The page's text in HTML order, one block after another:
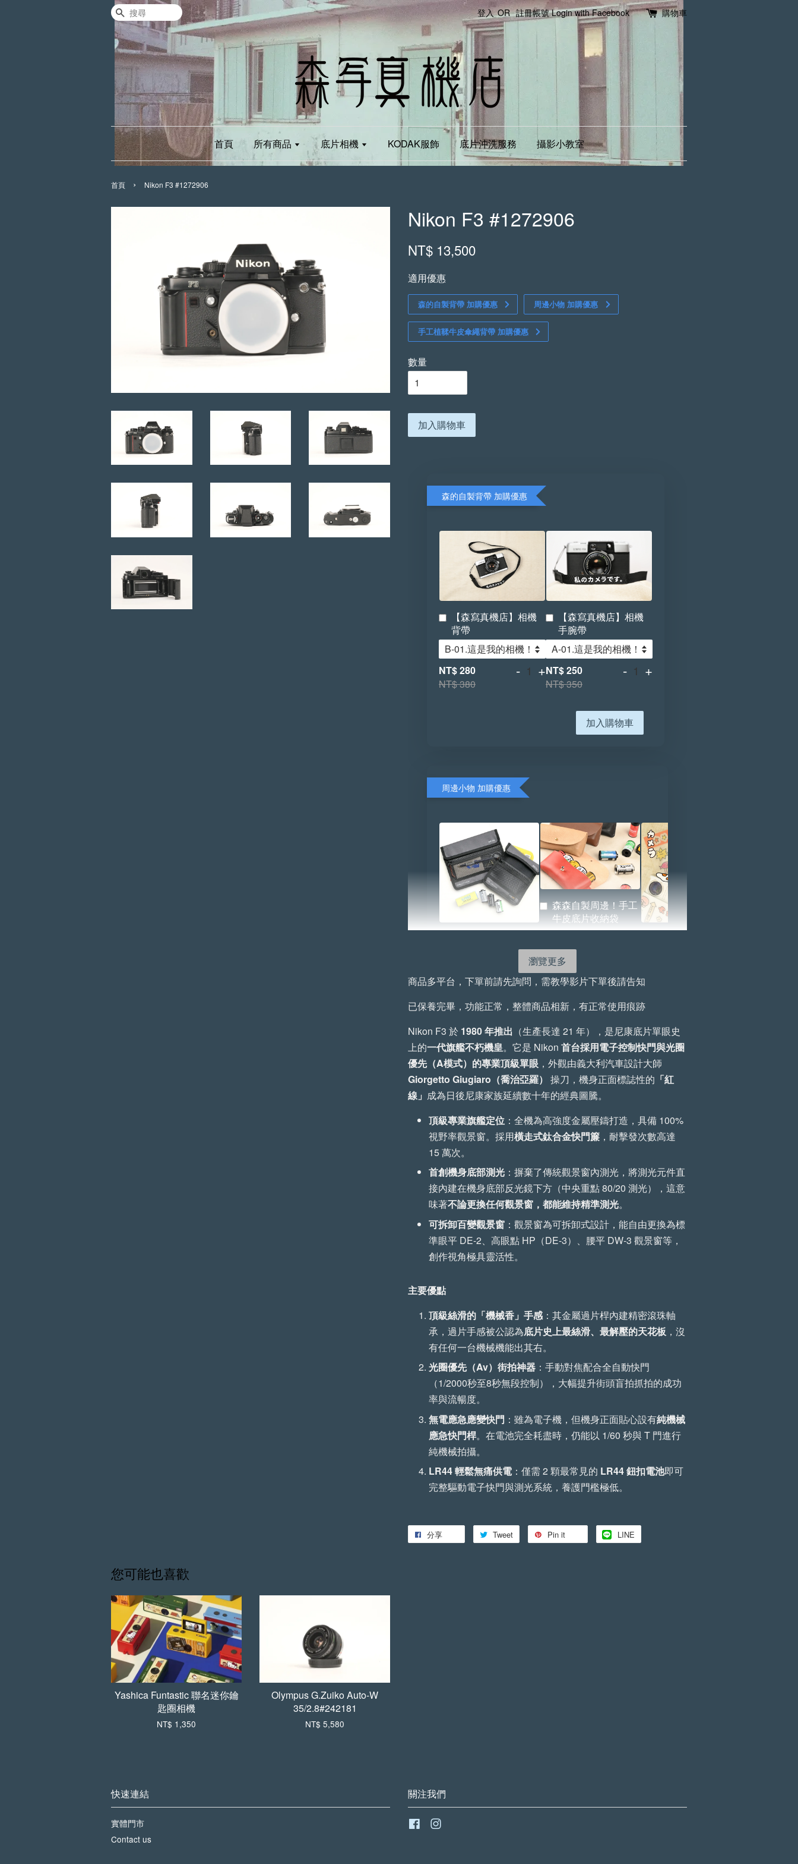
搜尋 登入 OR 註冊帳號 Login with Facebook 購物車
首頁 所有商品 底片相機 KODAK服飾 底片沖洗服務 攝影小教室
首頁 › Nikon F3 #1272906
Nikon F3 #1272906
NT$ 13,500
適用優惠
森的自製背帶 加購優惠 周邊小物 加購優惠
手工植鞣牛皮傘繩背帶 加購優惠
數量
加入購物車
森的自製背帶 加購優惠
【森寫真機店】相機
背帶
NT$ 280
NT$ 380
- +
【森寫真機店】相機
手腕帶
NT$ 250
NT$ 350
- +
加入購物車
周邊小物 加購優惠
防X光袋 （小／大）
NT$ 950
- +
森森自製周邊！手工
牛皮底片收納袋
NT$ 580
- +
NT$ 80
加入購物車
【森寫真機店】手工
NT$ 699
NT$ 750
- +NT$ 799
- +
加入購物車
瀏覽更多
商品多平台，下單前請先詢問，需教學影片下單後請告知
已保養完畢，功能正常，整體商品相新，有正常使用痕跡
Nikon F3 於 1980 年推出 （生產長達 21 年），是尼康底片單眼史
上的一代旗艦不朽機皇。它是 Nikon 首台採用電子控制快門與光圈
優先（A模式）的專業頂級單眼 ，外觀由義大利汽車設計大師
Giorgetto Giugiaro（喬治亞羅） 操刀，機身正面標誌性的 「紅
線」 成為日後尼康家族延續數十年的經典圖騰。
頂級專業旗艦定位 ：全機為高強度金屬壓鑄打造，具備 100%
視野率觀景窗。採用橫走式鈦合金快門簾 ，耐擊發次數高達
15 萬次。
首創機身底部測光 ：摒棄了傳統觀景窗內測光，將測光元件直
接內建在機身底部反光鏡下方（中央重點 80/20 測光），這意
味著不論更換任何觀景窗，都能維持精準測光。
可拆卸百變觀景窗 ：觀景窗為可拆卸式設計，能自由更換為標
準眼平 DE-2、高眼點 HP（DE-3）、腰平 DW-3 觀景窗等，
創作視角極具靈活性。
主要優點
頂級絲滑的「機械香」手感：其金屬過片桿內建精密滾珠軸
承，過片手感被公認為底片史上最絲滑、最解壓的天花板 ，沒
有任何一台機械機能出其右。
光圈優先（Av）街拍神器 ：手動對焦配合全自動快門
（1/2000秒至8秒無段控制），大幅提升街頭盲拍抓拍的成功
率與流暢度。
無電應急應變快門 ：雖為電子機，但機身正面貼心設有純機械
應急快門桿。在電池完全耗盡時，仍能以 1/60 秒與 T 門進行
純機械拍攝。
LR44輕鬆無痛供電 ：僅需 2 顆最常見的 LR44鈕扣電池即可
完整驅動電子快門與測光系統，養護門檻極低。
分享 Tweet Pin it LINE
您可能也喜歡
Yashica Funtastic 聯名迷你鑰
匙圈相機
NT$ 1,350
Olympus G.Zuiko Auto-W
35/2.8#242181
NT$ 5,580
快速連結
實體門市
Contact us
關注我們
Facebook